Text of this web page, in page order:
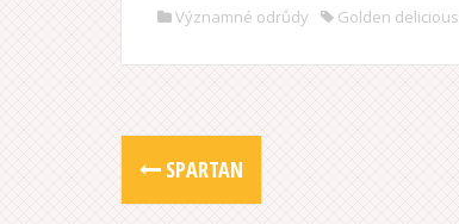
Významné odrůdy Golden delicious
N SPARTAN